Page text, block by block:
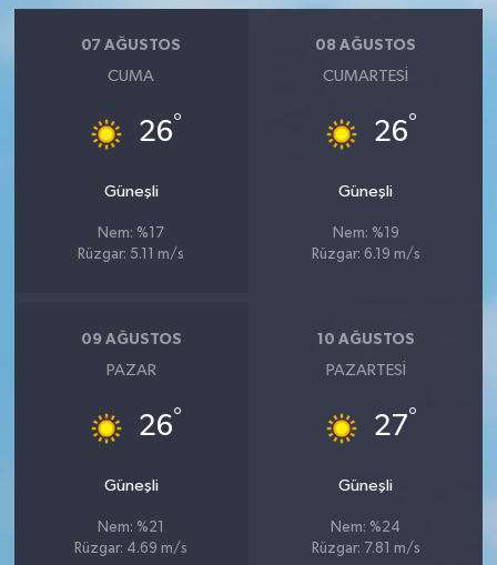
07 AĞUSTOS
CUMA
26°
Güneşli
Nem: %17
Rüzgar: 5.11 m/s
08 AĞUSTOS
CUMARTESI
26°
Güneşli
Nem: %19
Rüzgar: 6.19 m/s
09 AĞUSTOS
PAZAR
26°
Güneşli
Nem: %21
Rüzgar: 4.69 m/s
10 AĞUSTOS
PAZARTESI
27°
Güneşli
Nem: %24
Rüzgar: 7.81 m/s